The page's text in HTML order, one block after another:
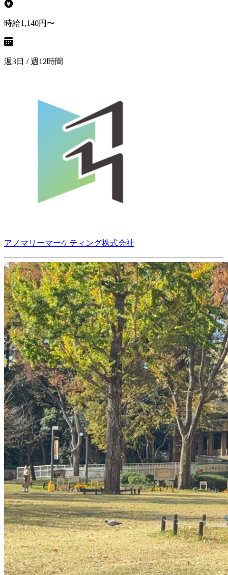
時給1,140円〜
週3日 / 週12時間
アノマリーマーケティング株式会社